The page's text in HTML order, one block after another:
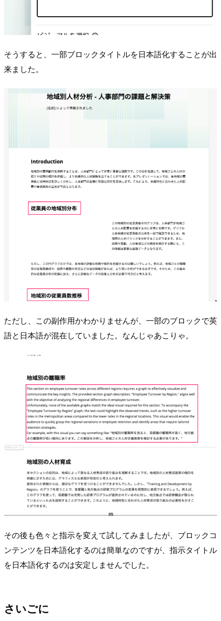
そうすると、一部ブロックタイトルを日本語化することが出
来ました。
ただし、この副作用かわかりませんが、一部のブロックで英
語と日本語が混在していました。なんじゃあこりゃ。
その後も色々と指示を変えて試してみましたが、ブロックコ
ンテンツを日本語化するのは簡単なのですが、指示タイトル
を日本語化するのは安定しませんでした。
さいごに